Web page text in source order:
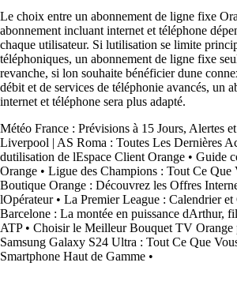
Le choix entre un abonnement de ligne fixe
abonnement incluant internet et téléphone
chaque utilisateur. Si lutilisation se limite
téléphoniques, un abonnement de ligne fixe
revanche, si lon souhaite bénéficier dune
débit et de services de téléphonie avancés, un
internet et téléphone sera plus adapté.
Météo France : Prévisions à 15 Jours, Alertes
Liverpool | AS Roma : Toutes Les Dernières
dutilisation de lEspace Client Orange • Guide
Orange • Ligue des Champions : Tout Ce Que
Boutique Orange : Découvrez les Offres
lOpérateur• La Premier League : Calendrier et
Barcelone : La montée en puissance dArthur,
ATP• Choisir le Meilleur Bouquet TV Orange
Samsung Galaxy S24 Ultra : Tout Ce Que
Smartphone Haut de Gamme •